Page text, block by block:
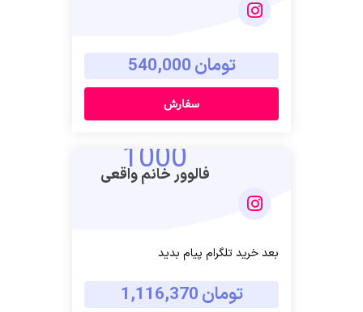
تومان 540,000
سفارش
1000
فالوور خانم واقعی
بعد خرید تلگرام پیام بدید
تومان 1,116,370